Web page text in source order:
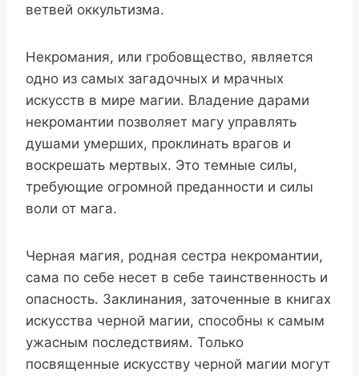
ветвей оккультизма.
Некромания, или гробовщество, является
одно из самых загадочных и мрачных
искусств в мире магии. Владение дарами
некромантии позволяет магу управлять
душами умерших, проклинать врагов и
воскрешать мертвых. Это темные силы,
требующие огромной преданности и силы
воли от мага.
Черная магия, родная сестра некромантии,
сама по себе несет в себе таинственность и
опасность. Заклинания, заточенные в книгах
искусства черной магии, способны к самым
ужасным последствиям. Только
посвященные искусству черной магии могут